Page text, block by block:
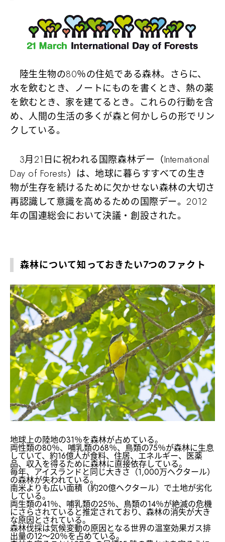
陸生生物の80％の住処である森林。さらに、
水を飲むとき、ノートにものを書くとき、熱の薬
を飲むとき、家を建てるとき。これらの行動を含
め、人間の生活の多くが森と何かしらの形でリン
クしている。
3月21日に祝われる国際森林デー（International
Day of Forests）は、地球に暮らすすべての生き
物が生存を続けるために欠かせない森林の大切さ
再認識して意識を高めるための国際デー。2012
年の国連総会において決議・創設された。
森林について知っておきたい7つのファクト
地球上の陸地の31％を森林が占めている。
両性類の80％、哺乳類の68％、鳥類の75％が森林に生息
していて、約16億人が食料、住居、エネルギー、医薬
品、収入を得るために森林に直接依存している。
毎年、アイスランドと同じ大きさ（1,000万ヘクタール）
の森林が失われている。
南米よりも広い面積（約20億ヘクタール）で土地が劣化
している。
両生類の41％、哺乳類の25％、鳥類の14％が絶滅の危機
にさらされていると推定されており、森林の消失が大き
な原因とされている。
森林伐採は気候変動の原因となる世界の温室効果ガス排
出量の12〜20％を占めている。